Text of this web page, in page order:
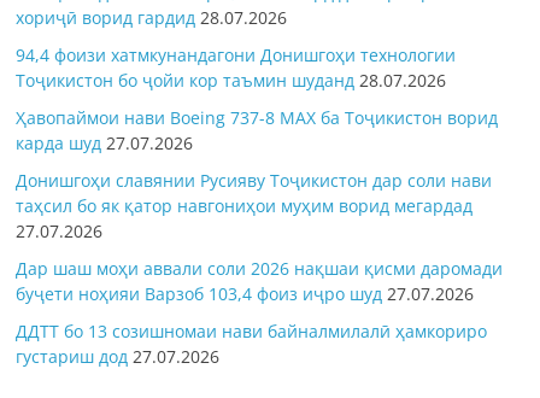
хориҷӣ ворид гардид 28.07.2026
94,4 фоизи хатмкунандагони Донишгоҳи технологии
Тоҷикистон бо ҷойи кор таъмин шуданд 28.07.2026
Ҳавопаймои нави Boeing 737-8 MAX ба Тоҷикистон ворид
карда шуд 27.07.2026
Донишгоҳи славянии Русияву Тоҷикистон дар соли нави
таҳсил бо як қатор навгониҳои муҳим ворид мегардад
27.07.2026
Дар шаш моҳи аввали соли 2026 нақшаи қисми даромади
буҷети ноҳияи Варзоб 103,4 фоиз иҷро шуд 27.07.2026
ДДТТ бо 13 созишномаи нави байналмилалӣ ҳамкориро
густариш дод 27.07.2026